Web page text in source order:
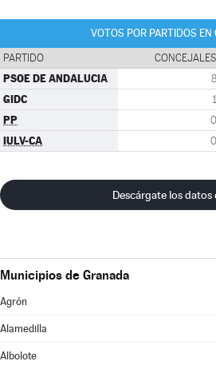
VOTOS POR PARTIDOS EN
PARTIDO CONCEJALES
PSOE DE ANDALUCIA 8
GIDC 1
PP 0
IULV-CA 0
Descárgate los datos
Municipios de Granada
Agrón
Alamedilla
Albolote